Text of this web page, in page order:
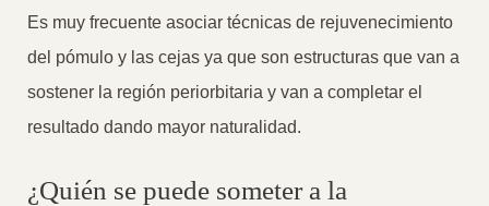
Es muy frecuente asociar técnicas de rejuvenecimiento
del pómulo y las cejas ya que son estructuras que van a
sostener la región periorbitaria y van a completar el
resultado dando mayor naturalidad.
¿Quién se puede someter a la